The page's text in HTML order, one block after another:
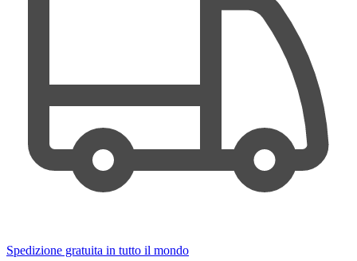
Spedizione gratuita in tutto il mondo